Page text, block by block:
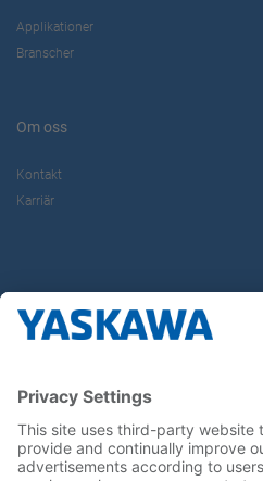
Applikationer
Branscher
Om oss
Kontakt
Karriär
Följ oss i sociala medier: